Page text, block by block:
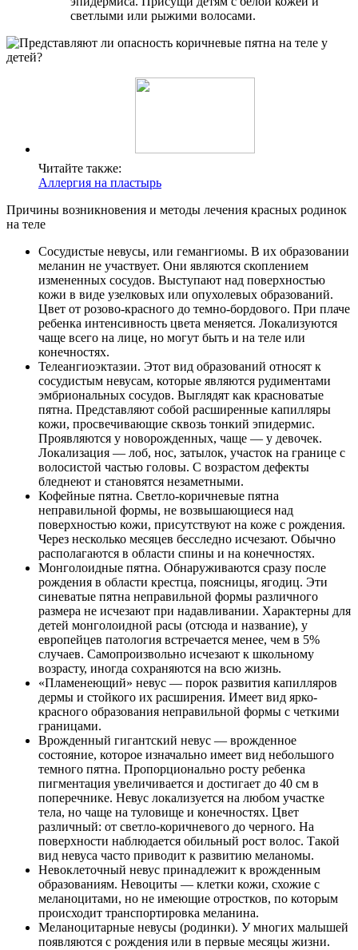
светлыми или рыжими волосами.
Читайте также:
Аллергия на пластырь
Причины возникновения и методы лечения красных родинок
на теле
Сосудистые невусы, или гемангиомы. В их образовании
меланин не участвует. Они являются скоплением
измененных сосудов. Выступают над поверхностью
кожи в виде узелковых или опухолевых образований.
Цвет от розово-красного до темно-бордового. При плаче
ребенка интенсивность цвета меняется. Локализуются
чаще всего на лице, но могут быть и на теле или
конечностях.
Телеангиоэктазии. Этот вид образований относят к
сосудистым невусам, которые являются рудиментами
эмбриональных сосудов. Выглядят как красноватые
пятна. Представляют собой расширенные капилляры
кожи, просвечивающие сквозь тонкий эпидермис.
Проявляются у новорожденных, чаще — у девочек.
Локализация — лоб, нос, затылок, участок на границе с
волосистой частью головы. С возрастом дефекты
бледнеют и становятся незаметными.
Кофейные пятна. Светло-коричневые пятна
неправильной формы, не возвышающиеся над
поверхностью кожи, присутствуют на коже с рождения.
Через несколько месяцев бесследно исчезают. Обычно
располагаются в области спины и на конечностях.
Монголоидные пятна. Обнаруживаются сразу после
рождения в области крестца, поясницы, ягодиц. Эти
синеватые пятна неправильной формы различного
размера не исчезают при надавливании. Характерны для
детей монголоидной расы (отсюда и название), у
европейцев патология встречается менее, чем в 5%
случаев. Самопроизвольно исчезают к школьному
возрасту, иногда сохраняются на всю жизнь.
«Пламенеющий» невус — порок развития капилляров
дермы и стойкого их расширения. Имеет вид ярко-
красного образования неправильной формы с четкими
границами.
Врожденный гигантский невус — врожденное
состояние, которое изначально имеет вид небольшого
темного пятна. Пропорционально росту ребенка
пигментация увеличивается и достигает до 40 см в
поперечнике. Невус локализуется на любом участке
тела, но чаще на туловище и конечностях. Цвет
различный: от светло-коричневого до черного. На
поверхности наблюдается обильный рост волос. Такой
вид невуса часто приводит к развитию меланомы.
Невоклеточный невус принадлежит к врожденным
образованиям. Невоциты — клетки кожи, схожие с
меланоцитами, но не имеющие отростков, по которым
происходит транспортировка меланина.
Меланоцитарные невусы (родинки). У многих малышей
появляются с рождения или в первые месяцы жизни.